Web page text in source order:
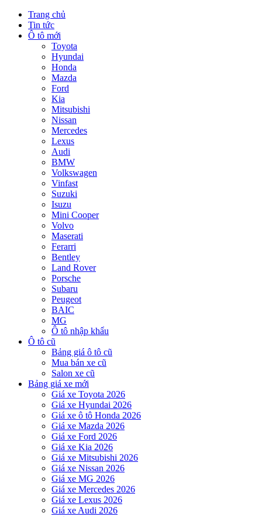
Trang chủ
Tin tức
Ô tô mới
Toyota
Hyundai
Honda
Mazda
Ford
Kia
Mitsubishi
Nissan
Mercedes
Lexus
Audi
BMW
Volkswagen
Vinfast
Suzuki
Isuzu
Mini Cooper
Volvo
Maserati
Ferarri
Bentley
Land Rover
Porsche
Subaru
Peugeot
BAIC
MG
Ô tô nhập khẩu
Ô tô cũ
Bảng giá ô tô cũ
Mua bán xe cũ
Salon xe cũ
Bảng giá xe mới
Giá xe Toyota 2026
Giá xe Hyundai 2026
Giá xe ô tô Honda 2026
Giá xe Mazda 2026
Giá xe Ford 2026
Giá xe Kia 2026
Giá xe Mitsubishi 2026
Giá xe Nissan 2026
Giá xe MG 2026
Giá xe Mercedes 2026
Giá xe Lexus 2026
Giá xe Audi 2026